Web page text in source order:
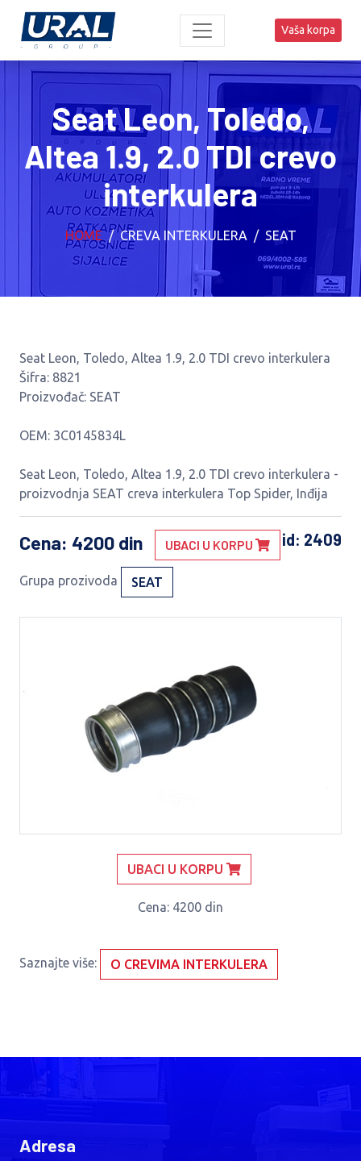
Vaša korpa
Seat Leon, Toledo,
Altea 1.9, 2.0 TDI crevo
interkulera
HOME CREVA INTERKULERA SEAT
Seat Leon, Toledo, Altea 1.9, 2.0 TDI crevo interkulera
Šifra: 8821
Proizvođač: SEAT
OEM: 3C0145834L
Seat Leon, Toledo, Altea 1.9, 2.0 TDI crevo interkulera -
proizvodnja SEAT creva interkulera Top Spider, Inđija
Cena: 4200 din id: 2409
UBACI U KORPU
Grupa prozivoda SEAT
UBACI U KORPU
Cena: 4200 din
Saznajte više: O CREVIMA INTERKULERA
Adresa